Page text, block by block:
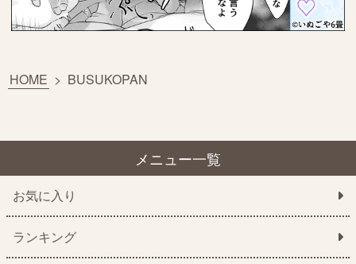
HOME > BUSUKOPAN
メニュー一覧
お気に入り
ランキング